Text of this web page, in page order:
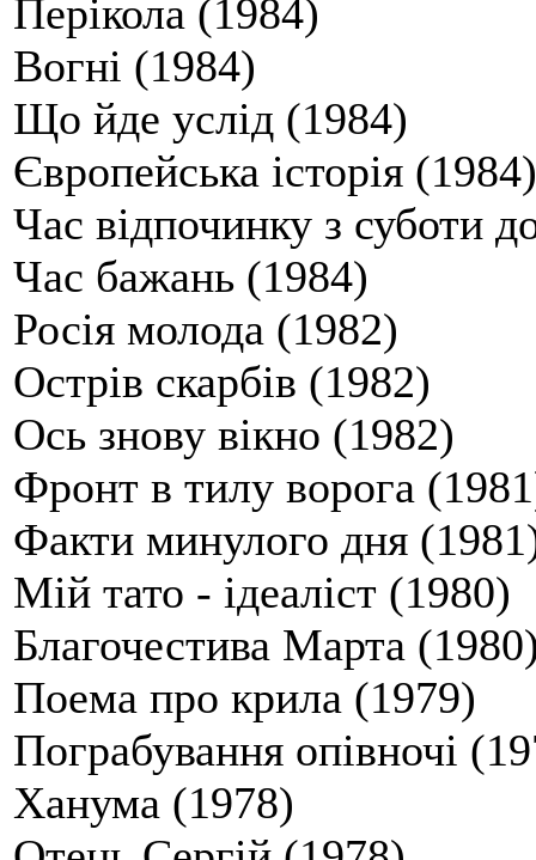
Перікола (1984)
Вогні (1984)
Що йде услід (1984)
Європейська історія (1984)
Час відпочинку з суботи
Час бажань (1984)
Росія молода (1982)
Острів скарбів (1982)
Ось знову вікно (1982)
Фронт в тилу ворога
Факти минулого дня
Мій тато - ідеаліст (1980)
Благочестива Марта
Поема про крила (1979)
Пограбування опівночі
Ханума (1978)